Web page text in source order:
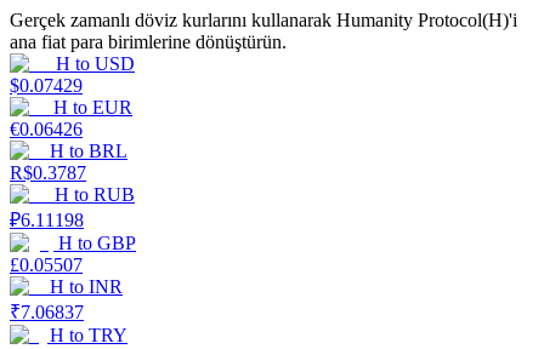
Kazan
Gerçek zamanlı döviz kurlarını kullanarak Humanity Protocol(H)'i
ana fiat para birimlerine dönüştürün.
H to USD
$0.07429
H to EUR
€0.06426
H to BRL
R$0.3787
H to RUB
₽6.11198
H to GBP
£0.05507
H to INR
₹7.06837
H to TRY